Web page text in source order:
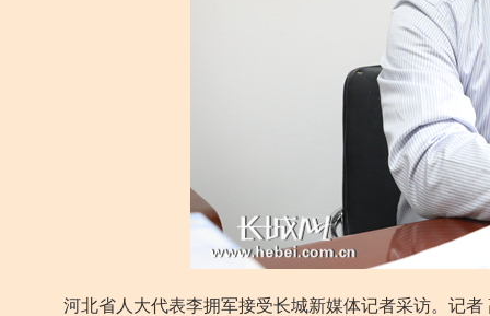
河北省人大代表李拥军接受长城新媒体记者采访。记者